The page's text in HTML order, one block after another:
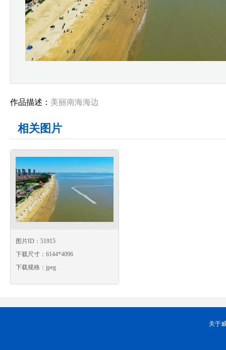
作品描述： 美丽南海海边
相关图片
图片ID：51915
下载尺寸：6144*4096
下载规格：jpeg
关于